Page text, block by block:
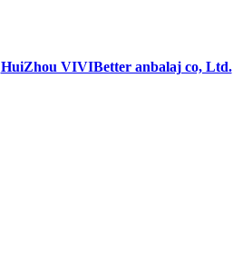
HuiZhou VIVIBetter anbalaj co, Ltd.